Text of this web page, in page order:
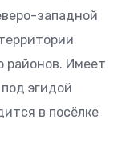
западной
районов. Имеет
эгидой
в посёлке